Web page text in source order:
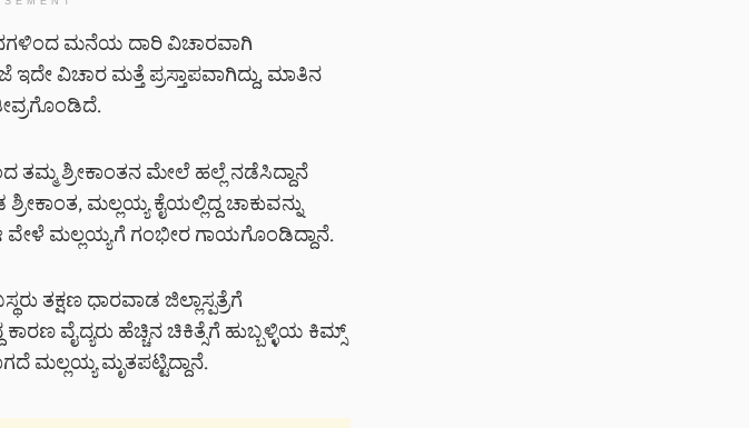
ಮನೆಯ ದಾರಿ ವಿಚಾರವಾಗಿ
ವಿಚಾರ ಮತ್ತೆ ಪ್ರಸ್ತಾಪವಾಗಿದ್ದು, ಮಾತಿನ
ಶ್ರೀಕಾಂತನ ಮೇಲೆ ಹಲ್ಲೆ ನಡೆಸಿದ್ದಾನೆ
ಮಲ್ಲಯ್ಯ ಕೈಯಲ್ಲಿದ್ದ ಚಾಕುವನ್ನು
ವೇಳೆ ಮಲ್ಲಯ್ಯಗೆ ಗಂಭೀರ ಗಾಯಗೊಂಡಿದ್ದಾನೆ.
ತಕ್ಷಣ ಧಾರವಾಡ ಜಿಲ್ಲಾಸ್ಪತ್ರೆಗೆ
ವೈದ್ಯರು ಹೆಚ್ಚಿನ ಚಿಕಿತ್ಸೆಗೆ ಹುಬ್ಬಳ್ಳಿಯ ಕಿಮ್ಸ್
ಮಲ್ಲಯ್ಯ ಮೃತಪಟ್ಟಿದ್ದಾನೆ.